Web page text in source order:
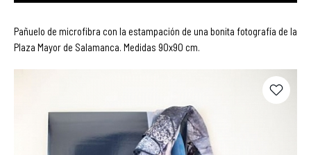
Pañuelo de microfibra con la estampación de una bonita fotografía de la
Plaza Mayor de Salamanca. Medidas 90x90 cm.